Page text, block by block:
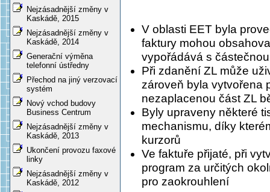
Nejzásadnější změny v
Kaskádě, 2015
Nejzásadnější změny v
Kaskádě, 2014
Generační výměna
telefonní ústředny
Přechod na jiný verzovací
systém
Nový vchod budovy
Business Centrum
Nejzásadnější změny v
Kaskádě, 2013
Ukončení provozu faxové
linky
Nejzásadnější změny v
Kaskádě, 2012
V oblasti EET byla
faktury mohou
vypořádává s
Při zdanění ZL může
zároveň byla vytvořena
nezaplacenou část ZL
Byly upraveny některé
mechanismu, díky
kurzorů
Ve faktuře přijaté, při
program za určitých
pro zaokrouhlení